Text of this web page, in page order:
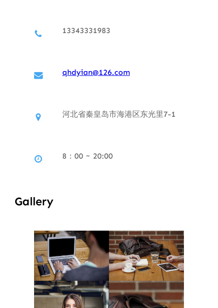
13343331983
qhdyian@126.com
河北省秦皇岛市海港区东光里7-1
8：00 ~ 20:00
Gallery